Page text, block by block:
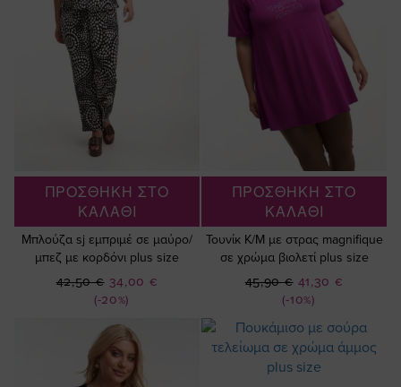
ΠΡΟΣΘΗΚΗ ΣΤΟ
ΚΑΛΑΘΙ
Μπλούζα sj εμπριμέ σε μαύρο/
μπεζ με κορδόνι plus size
(-20%)
Ειδική
Τιμή
34,00 €
42,50 €
ΠΡΟΣΘΗΚΗ ΣΤΟ
ΚΑΛΑΘΙ
Τουνίκ Κ/Μ με στρας magnifique
σε χρώμα βιολετί plus size
(-10%)
Ειδική
Τιμή
41,30 €
45,90 €